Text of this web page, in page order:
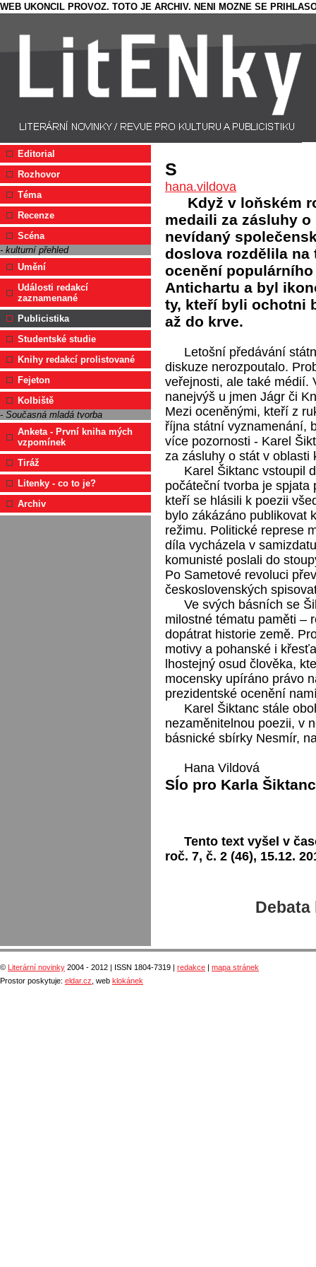
WEB UKONCIL PROVOZ. TOTO JE ARCHIV. NENI MOZNE SE
Editorial
Rozhovor
Téma
Recenze
Scéna
- kulturní přehled
Umění
Události redakcí
zaznamenané
Publicistika
Studentské studie
Knihy redakcí prolistované
Fejeton
Kolbiště
- Současná mladá tvorba
Anketa - První kniha mých
vzpomínek
Tiráž
Litenky - co to je?
Archiv
S
hana.vildova
Když v loňském
medaili za zásluhy
nevídaný
doslova rozdělila
ocenění
Antichartu a byl
ty, kteří byli ochotni
až do krve.
Letošní předávání
diskuze nerozpoutalo.
veřejnosti, ale také médií.
nanejvýš u jmen Jágr či
Mezi oceněnými, kteří z
října státní vyznamenání,
více pozornosti - Karel
za zásluhy o stát v oblasti
Karel Šiktanc vstoupil
počáteční tvorba je spjata
kteří se hlásili k poezii
bylo zákázáno publikovat
režimu. Politické represe
díla vycházela v
komunisté poslali do
Po Sametové revoluci
československých
Ve svých básních se
milostné tématu paměti –
dopátrat historie země.
motivy a pohanské i
lhostejný osud člověka,
mocensky upíráno právo
prezidentské ocenění
Karel Šiktanc stále
nezaměnitelnou poezii, v
básnické sbírky Nesmír,
Hana Vildová
Sĺo pro Karla
Tento text vyšel v
roč. 7, č. 2 (46), 15.12.
Debata
© Literární novinky 2004 - 2012 | ISSN 1804-7319 | redakce
mapa stránek
Prostor poskytuje: eldar.cz , web klokánek